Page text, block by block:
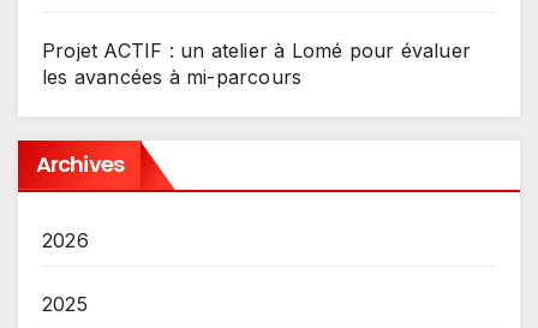
Projet ACTIF : un atelier à Lomé pour évaluer
les avancées à mi-parcours
Archives
2026
2025